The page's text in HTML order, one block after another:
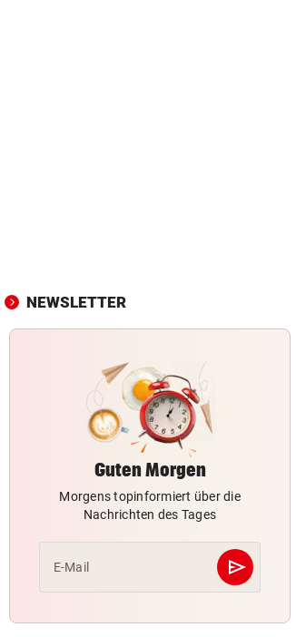
NEWSLETTER
Guten Morgen
Morgens topinformiert über die
Nachrichten des Tages
E-Mail send
Abschicken